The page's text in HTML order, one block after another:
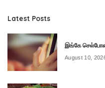
Latest Posts
இங்கே
August 10,